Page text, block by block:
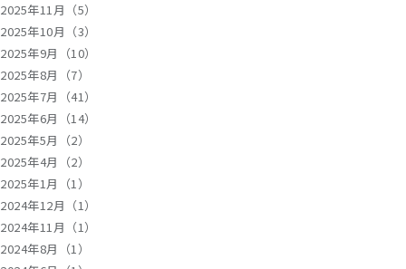
2025年11月（5）
2025年10月（3）
2025年9月（10）
2025年8月（7）
2025年7月（41）
2025年6月（14）
2025年5月（2）
2025年4月（2）
2025年1月（1）
2024年12月（1）
2024年11月（1）
2024年8月（1）